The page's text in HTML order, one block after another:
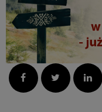
Facebook Twitter